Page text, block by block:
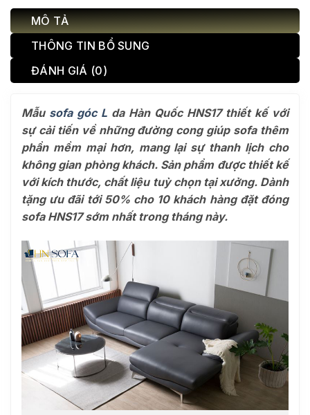
MÔ TẢ
THÔNG TIN BỔ SUNG
ĐÁNH GIÁ (0)
Mẫu sofa góc L da Hàn Quốc HNS17 thiết kế với
sự cải tiến về những đường cong giúp sofa thêm
phần mềm mại hơn, mang lại sự thanh lịch cho
không gian phòng khách. Sản phẩm được thiết kế
với kích thước, chất liệu tuỳ chọn tại xưởng. Dành
tặng ưu đãi tới 50% cho 10 khách hàng đặt đóng
sofa HNS17 sớm nhất trong tháng này.